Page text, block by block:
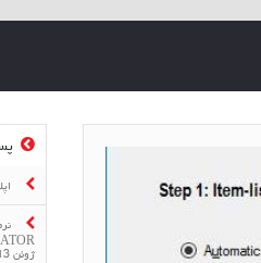
ژوئن 13, 2016